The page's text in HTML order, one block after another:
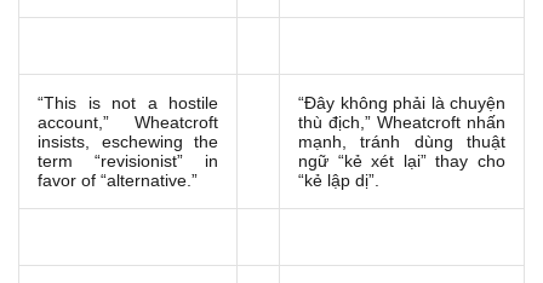
“This is not a hostile
account,” Wheatcroft
insists, eschewing the
term “revisionist” in
favor of “alternative.”
“Đây không phải là chuyện
thù địch,” Wheatcroft nhấn
mạnh, tránh dùng thuật
ngữ “kẻ xét lại” thay cho
“kẻ lập dị”.